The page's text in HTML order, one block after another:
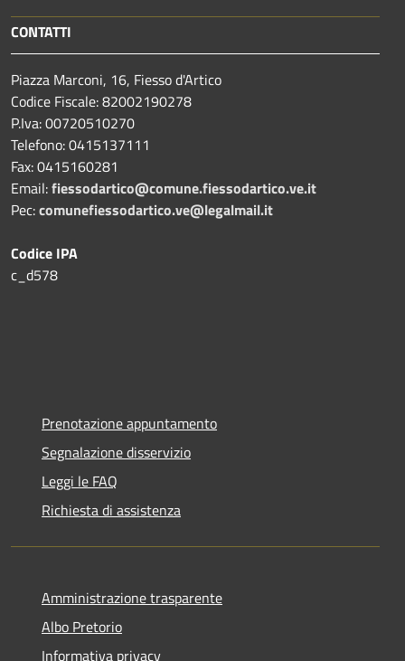
CONTATTI
Piazza Marconi, 16, Fiesso d'Artico
Codice Fiscale: 82002190278
P.Iva: 00720510270
Telefono:0415137111
Fax:0415160281
Email:fiessodartico@comune.fiessodartico.ve.it
Pec:comunefiessodartico.ve@legalmail.it
Codice IPA
c_d578
Prenotazione appuntamento
Segnalazione disservizio
Leggi le FAQ
Richiesta di assistenza
Amministrazione trasparente
Albo Pretorio
Informativa privacy